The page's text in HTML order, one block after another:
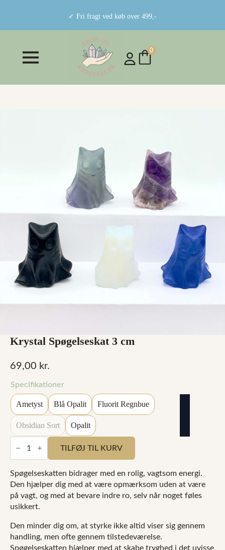
✓ Fri fragt ved køb over 499,-
0
Krystal Spøgelseskat 3 cm
69,00 kr.
Specifikationer
Ametyst Blå Opalit Fluorit Regnbue
Obsidian Sort Opalit
Krystal
Spøgelseskat
antal
TILFØJ TIL KURV
Spøgelseskatten bidrager med en rolig, vagtsom energi.
Den hjælper dig med at være opmærksom uden at være
på vagt, og med at bevare indre ro, selv når noget føles
usikkert.
Den minder dig om, at styrke ikke altid viser sig gennem
handling, men ofte gennem tilstedeværelse.
Spøgelseskatten hjælper med at skabe tryghed i det uvisse